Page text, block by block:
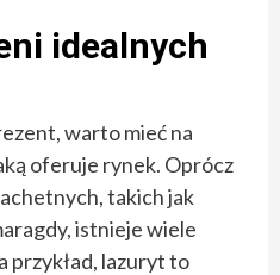
idealnych
warto mieć na
oferuje rynek. Oprócz
takich jak
istnieje wiele
przykład, lazuryt to